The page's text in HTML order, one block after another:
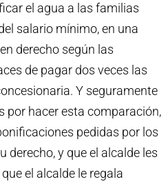
el agua a las familias
salario mínimo, en una
derecho según las
de pagar dos veces las
Y seguramente
por hacer esta comparación,
pedidas por los
derecho, y que el alcalde les
el alcalde le regala